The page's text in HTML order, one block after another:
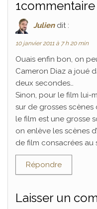
1commentaire
Julien dit :
10 janvier 2011 à 7 h 20 min
Ouais enfin bon, on
Cameron Diaz a joué
deux secondes…
Sinon, pour le film lui-
sur de grosses scènes
le film est une grosse
on enlève les scènes
de film consacrées au
Répondre
Laisser un